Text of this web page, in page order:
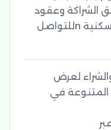
لعرض
المتنوعة في